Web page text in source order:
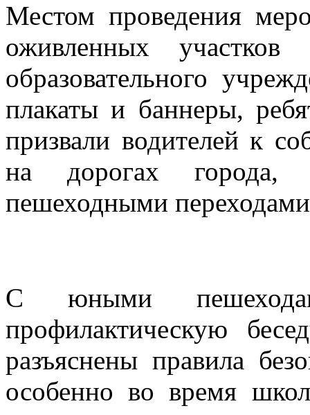
Местом проведения
оживленных участков
образовательного
плакаты и баннеры,
призвали водителей к
на дорогах города,
пешеходными
С юными
профилактическую
разъяснены правила
особенно во время